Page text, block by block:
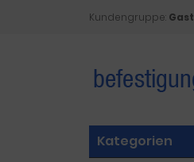
Kundengruppe: Gast
Kategorien